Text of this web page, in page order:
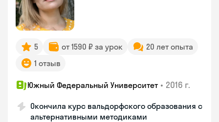
5 от 1590 ₽ за урок
20 лет опыта
1 отзыв
Южный Федеральный Университет • 2016 г.
Окончила курс вальдорфского образования с
альтернативными методиками